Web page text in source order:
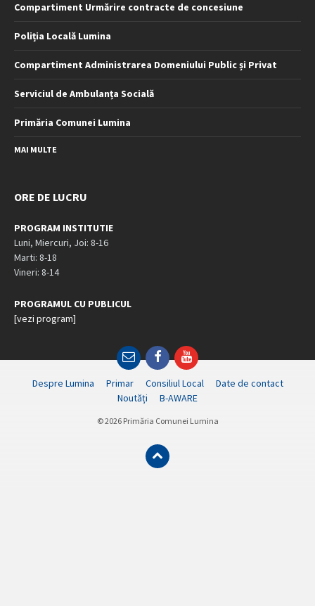
Compartiment Urmărire contracte de concesiune
Poliția Locală Lumina
Compartiment Administrarea Domeniului Public și Privat
Serviciul de Ambulanța Socială
Primăria Comunei Lumina
MAI MULTE
ORE DE LUCRU
PROGRAM INSTITUTIE
Luni, Miercuri, Joi: 8-16
Marti: 8-18
Vineri: 8-14
PROGRAMUL CU PUBLICUL
[vezi program]
EmailFacebookYouTube
Despre Lumina Primar Consiliul Local
Date de contact
Noutăți
B-AWARE
© 2026 Primăria Comunei Lumina